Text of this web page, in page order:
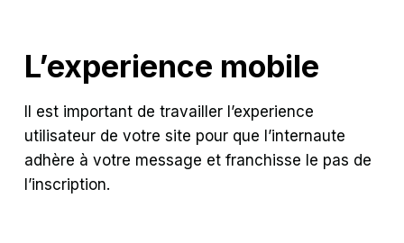
L’experience mobile
Il est important de travailler l’experience
utilisateur de votre site pour que l’internaute
adhère à votre message et franchisse le pas de
l’inscription.